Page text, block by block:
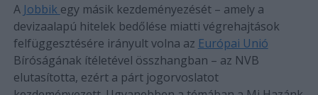
A Jobbik egy másik kezdeményezését – amely a
devizaalapú hitelek bedőlése miatti végrehajtások
felfüggesztésére irányult volna az Európai Unió
Bíróságának ítéletével összhangban – az NVB
elutasította, ezért a párt jogorvoslatot